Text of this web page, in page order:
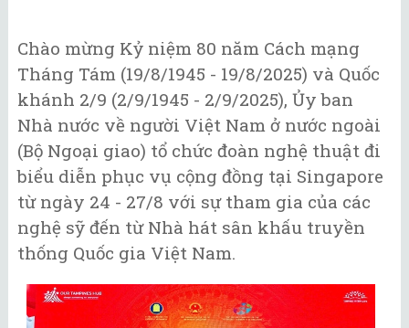
Chào mừng Kỷ niệm 80 năm Cách mạng
Tháng Tám (19/8/1945 - 19/8/2025) và Quốc
khánh 2/9 (2/9/1945 - 2/9/2025), Ủy ban
Nhà nước về người Việt Nam ở nước ngoài
(Bộ Ngoại giao) tổ chức đoàn nghệ thuật đi
biểu diễn phục vụ cộng đồng tại Singapore
từ ngày 24 - 27/8 với sự tham gia của các
nghệ sỹ đến từ Nhà hát sân khấu truyền
thống Quốc gia Việt Nam.